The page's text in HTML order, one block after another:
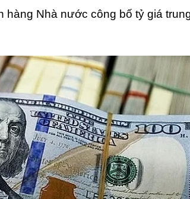
Nhà nước công bố tỷ giá